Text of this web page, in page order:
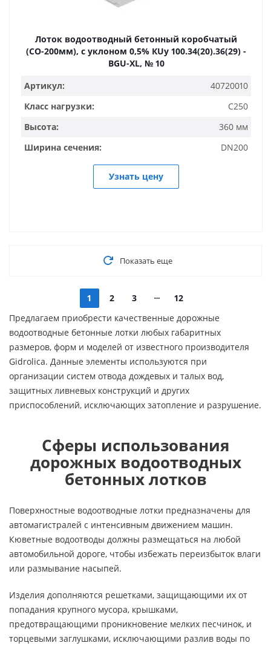
Лоток водоотводный бетонный коробчатый
(СО-200мм), с уклоном 0,5% КUу 100.34(20).36(29) -
BGU-XL, № 10
Артикул:
40720010
Класс нагрузки:
C250
Высота:
360 мм
Ширина сечения:
DN200
Узнать цену
Показать еще
1 2 3
12
Предлагаем приобрести качественные дорожные
водоотводные бетонные лотки любых габаритных
размеров, форм и моделей от известного производителя
Gidrolica. Данные элементы используются при
организации систем отвода дождевых и талых вод,
защитных ливневых конструкций и других
приспособлений, исключающих затопление и разрушение.
Сферы использования
дорожных водоотводных
бетонных лотков
Поверхностные водоотводные лотки предназначены для
автомагистралей с интенсивным движением машин.
Кюветные водоотводы должны размещаться на любой
автомобильной дороге, чтобы избежать переизбыток влаги
или размывание насыпей.
Изделия дополняются решетками, защищающими их от
попадания крупного мусора, крышками,
предотвращающими проникновение мелких песчинок, и
торцевыми заглушками, исключающими разлив воды по